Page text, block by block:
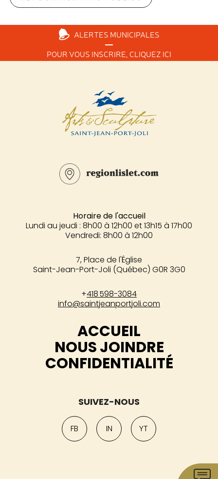
ALERTES MUNICIPALES
POUR VOUS INSCRIRE, CLIQUEZ ICI
Horaire de l'accueil
Lundi au jeudi : 8h00 à 12h00 et 13h15 à 17h00
Vendredi: 8h00 à 12h00
7, Place de l'Église
Saint-Jean-Port-Joli (Québec) G0R 3G0
+418 598-3084
info@saintjeanportjoli.com
ACCUEIL
NOUS JOINDRE
CONFIDENTIALITÉ
SUIVEZ-NOUS
FB IN YT